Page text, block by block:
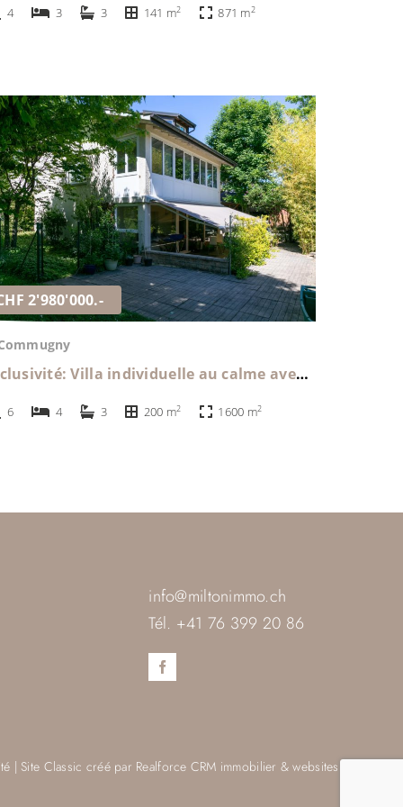
4 3 3 141 m2 871 m2
2'980'000.-
Exclusivité: Villa individuelle au calme avec une belle parcelle de 1621m2 à Commugny
6 4 3 200 m2 1600 m2
info@miltonimmo.ch
Tél. +41 76 399 20 86
| Site Classic créé par Realforce CRM immobilier & websites